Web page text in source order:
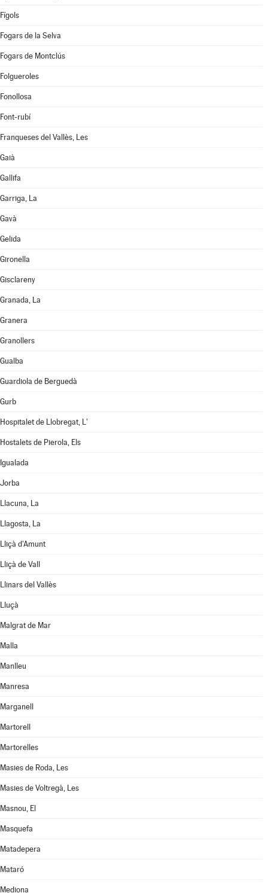
Fígols
Fogars de la Selva
Fogars de Montclús
Folgueroles
Fonollosa
Font-rubí
Franqueses del Vallès, Les
Gaià
Gallifa
Garriga, La
Gavà
Gelida
Gironella
Gisclareny
Granada, La
Granera
Granollers
Gualba
Guardiola de Berguedà
Gurb
Hospitalet de Llobregat, L'
Hostalets de Pierola, Els
Igualada
Jorba
Llacuna, La
Llagosta, La
Lliçà d'Amunt
Lliçà de Vall
Llinars del Vallès
Lluçà
Malgrat de Mar
Malla
Manlleu
Manresa
Marganell
Martorell
Martorelles
Masies de Roda, Les
Masies de Voltregà, Les
Masnou, El
Masquefa
Matadepera
Mataró
Mediona